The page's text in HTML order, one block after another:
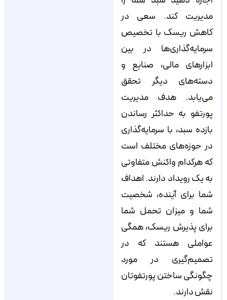
مدیریت کند. سعی در
کاهش ریسک با تخصیص
سرمایه‌گذاری‌ها در بین
ابزارهای مالی، صنایع و
دسته‌های دیگر تحقق
می‌یابد. هدف مدیریت
پورتفو به حداکثر رساندن
بازده سبد، با سرمایه‌گذاری
در حوزه‌های مختلف است
که هرکدام واکنش متفاوتی
به یک رویداد دارند. اهداف
شما برای آینده، شخصیت
شما و میزان تحمل شما
برای پذیرش ریسک، همگی
عواملی هستند که در
تصمیم‌گیری در مورد
چگونگی ساختن پورتفوتان
نقش دارند.